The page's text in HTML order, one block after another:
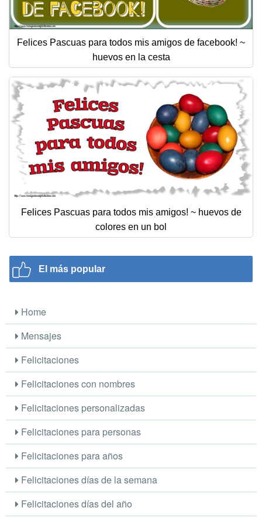
Felices Pascuas para todos mis amigos de facebook! ~
huevos en la cesta
Felices Pascuas para todos mis amigos! ~ huevos de
colores en un bol
El más popular
Home
Mensajes
Felicitaciones
Felicitaciones con nombres
Felicitaciones personalizadas
Felicitaciones para personas
Felicitaciones para años
Felicitaciones días de la semana
Felicitaciones días del año